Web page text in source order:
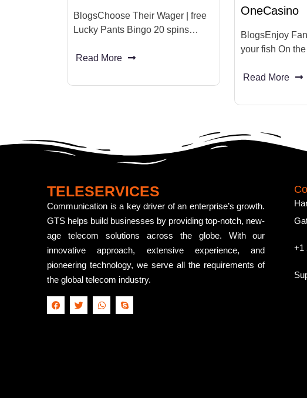
BlogsChoose Their Wager | free
Lucky Pants Bingo 20 spins…
Read More
OneCasino
BlogsEnjoy
your fish On
Read More
TELESERVICES
Communication is a key driver of an enterprise’s growth.
GTS helps build businesses by providing top-notch, new-
age telecom solutions across the globe. With our
innovative approach, extensive experience, and
pioneering technology, we serve all the requirements of
the global telecom industry.
+1